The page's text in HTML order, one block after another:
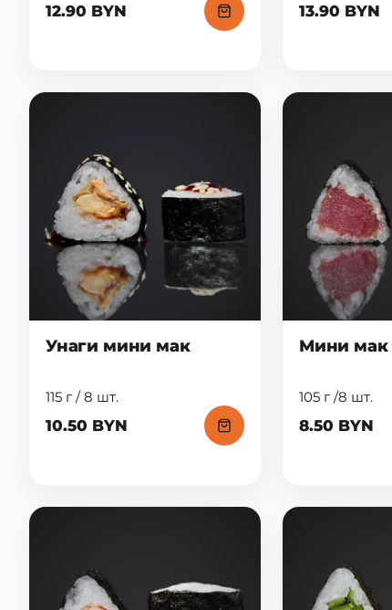
12.90 BYN 13.90 BYN
Унаги мини мак
115 г / 8 шт.
10.50 BYN
Мини мак
105 г /8 шт.
8.50 BYN